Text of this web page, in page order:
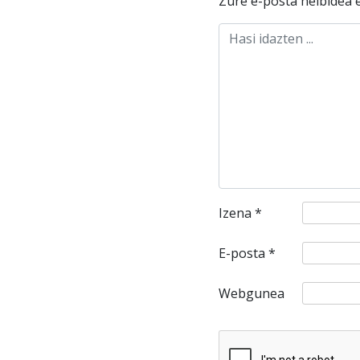
Izena *
E-posta *
Webgunea